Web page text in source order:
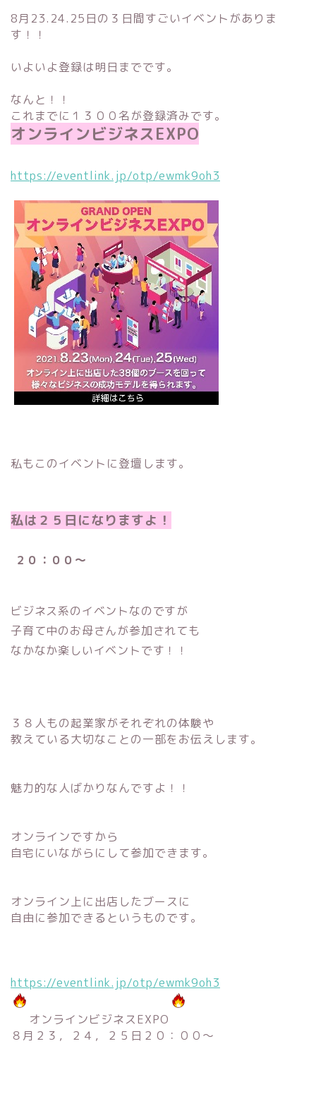
8月23.24.25日の３日間すごいイベントがありま
す！！
いよいよ登録は明日までです。
なんと！！
これまでに１３００名が登録済みです。
オンラインビジネスEXPO
https://eventlink.jp/otp/ewmk9oh3
私もこのイベントに登壇します。
私は２５日になりますよ！
２０：００〜
ビジネス系のイベントなのですが
子育て中のお母さんが参加されても
なかなか楽しいイベントです！！
３８人もの起業家がそれぞれの体験や
教えている大切なことの一部をお伝えします。
魅力的な人ばかりなんですよ！！
オンラインですから
自宅にいながらにして参加できます。
オンライン上に出店したブースに
自由に参加できるというものです。
https://eventlink.jp/otp/ewmk9oh3
オンラインビジネスEXPO
８月２３，２４，２５日２０：００〜